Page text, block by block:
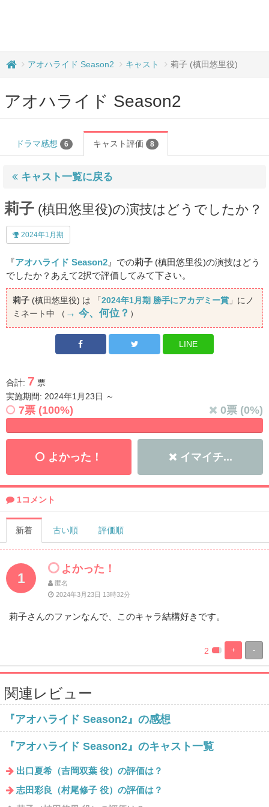
アオハライド Season2 キャスト 莉子 (槙田悠里役)
アオハライド Season2
ドラマ感想 6 キャスト評価 8
キャスト一覧に戻る
莉子 (槙田悠里役)の演技はどうでしたか？
2024年1月期
『アオハライド Season2 』での莉子 (槙田悠里役)の演技はどう
でしたか？あえて2択で評価してみて下さい。
莉子 (槙田悠里役) は 「2024年1月期 勝手にアカデミー賞 」にノ
ミネート中 （ → 今、何位？ ）
LINE
合計: 7 票
実施期間: 2024年1月23日 ～
7票 (100%) 0票 (0%)
よかった！ イマイチ...
1コメント
新着 古い順 評価順
1
よかった！
匿名
2024年3月23日 13時32分
莉子さんのファンなんで、このキャラ結構好きです。
-
+
%
Complete
100%
Complete
2
関連レビュー
『アオハライド Season2』の感想
『アオハライド Season2』のキャスト一覧
出口夏希（吉岡双葉 役）の評価は？
志田彩良（村尾修子 役）の評価は？